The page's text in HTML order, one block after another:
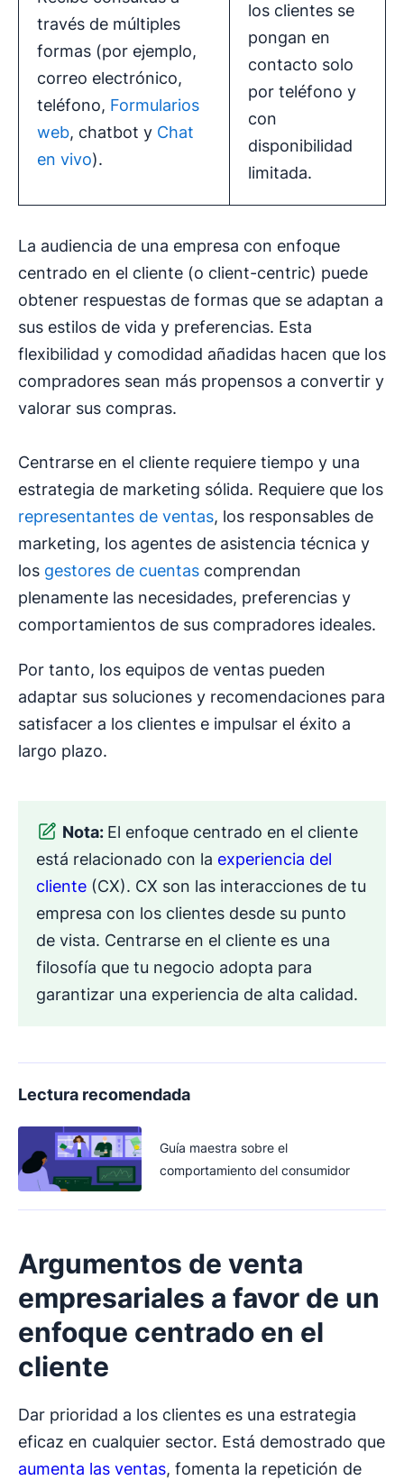
través de múltiples
formas (por ejemplo,
correo electrónico,
teléfono, Formularios
web, chatbot y Chat
en vivo).
los clientes se
pongan en
contacto solo
por teléfono y
con
disponibilidad
limitada.
La audiencia de una empresa con enfoque
centrado en el cliente (o client-centric) puede
obtener respuestas de formas que se adaptan a
sus estilos de vida y preferencias. Esta
flexibilidad y comodidad añadidas hacen que los
compradores sean más propensos a convertir y
valorar sus compras.
Centrarse en el cliente requiere tiempo y una
estrategia de marketing sólida. Requiere que los
representantes de ventas, los responsables de
marketing, los agentes de asistencia técnica y
los gestores de cuentas comprendan
plenamente las necesidades, preferencias y
comportamientos de sus compradores ideales.
Por tanto, los equipos de ventas pueden
adaptar sus soluciones y recomendaciones para
satisfacer a los clientes e impulsar el éxito a
largo plazo.
Nota: El enfoque centrado en el cliente
está relacionado con la experiencia del
cliente (CX). CX son las interacciones de tu
empresa con los clientes desde su punto
de vista. Centrarse en el cliente es una
filosofía que tu negocio adopta para
garantizar una experiencia de alta calidad.
Lectura recomendada
Guía maestra sobre el
comportamiento del consumidor
Argumentos de venta
empresariales a favor de un
enfoque centrado en el
cliente
Dar prioridad a los clientes es una estrategia
eficaz en cualquier sector. Está demostrado que
aumenta las ventas, fomenta la repetición de